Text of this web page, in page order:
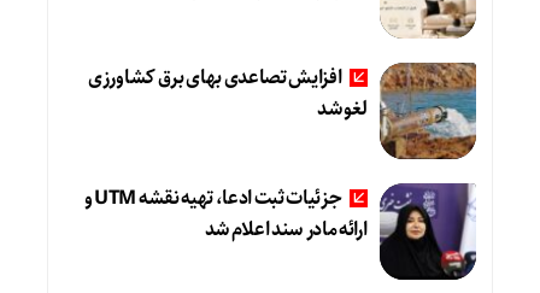
افزایش تصاعدی بهای برق کشاورزی
لغو شد
جزئیات ثبت ادعا، تهیه نقشه UTM و
ارائه مادر سند اعلام شد